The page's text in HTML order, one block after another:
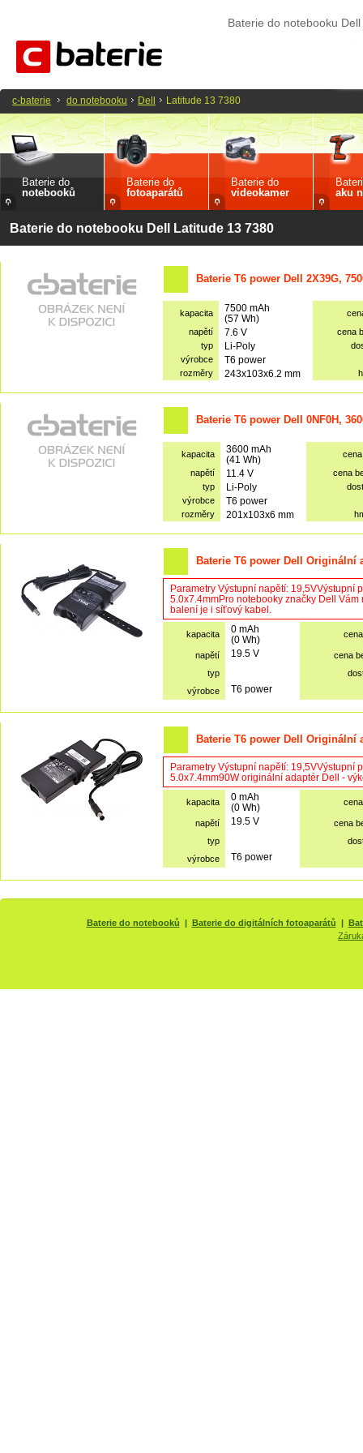
Baterie do notebooku
Baterie do
notebooků
Baterie do
fotoaparátů
Baterie do
videokamer
aku
Baterie do notebooku Dell Latitude 13 7380
Baterie T6 power Dell 2X39G,
kapacita
7500 mAh
(57 Wh)
napětí
7.6 V
cena
typ
Li-Poly
výrobce
T6 power
rozměry 243x103x6.2 mm
Baterie T6 power Dell 0NF0H,
kapacita
3600 mAh
(41 Wh)
napětí
11.4 V
cena
typ
Li-Poly
výrobce
T6 power
rozměry 201x103x6 mm
Baterie T6 power Dell Originální
Parametry Výstupní napětí: 19,5VVýstupní
5.0x7.4mmPro notebooky značky Dell
balení je i síťový kabel.
kapacita
0 mAh
(0 Wh)
napětí 19.5 V
cena
typ
výrobce
T6 power
Baterie T6 power Dell Originální
Parametry Výstupní napětí: 19,5VVýstupní
5.0x7.4mm90W originální adaptér Dell -
kapacita
0 mAh
(0 Wh)
napětí 19.5 V
cena
typ
výrobce
T6 power
c-baterie do notebooku Dell Latitude 13 7380
Baterie do notebooků | Baterie do digitálních fotoaparátů |